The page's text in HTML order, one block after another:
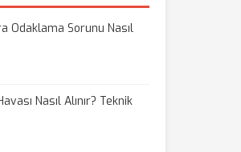
Odaklama Sorunu Nasıl
Nasıl Alınır? Teknik